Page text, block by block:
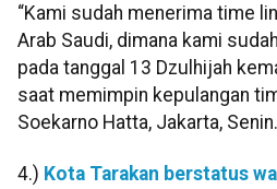
“Kami sudah menerima time
Arab Saudi, dimana kami
pada tanggal 13 Dzulhijah
saat memimpin kepulangan
Soekarno Hatta, Jakarta, Senin.
4.) Kota Tarakan berstatus